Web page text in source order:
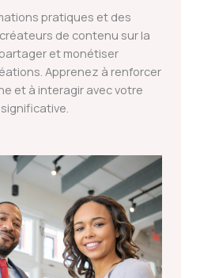
pratiques et des
de contenu sur la
et monétiser
Apprenez à renforcer
et à interagir avec votre